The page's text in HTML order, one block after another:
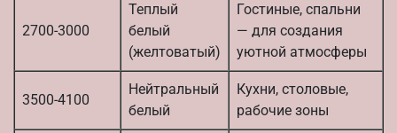
2700-3000
Теплый
белый
(желтоватый)
Гостиные, спальни
— для создания
уютной атмосферы
3500-4100
Нейтральный
белый
Кухни, столовые,
рабочие зоны